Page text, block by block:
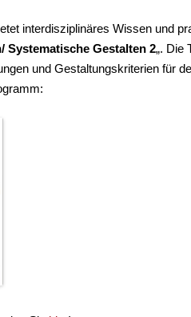
interdisziplinäres Wissen und
Systematische Gestalten 2„. Die
und Gestaltungskriterien für